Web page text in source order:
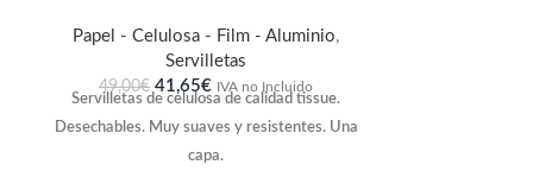
Papel - Celulosa - Film - Aluminio,
Servilletas
49,00€ 41,65€ IVA no Incluido
Servilletas de celulosa de calidad tissue.
Desechables. Muy suaves y resistentes. Una
capa.